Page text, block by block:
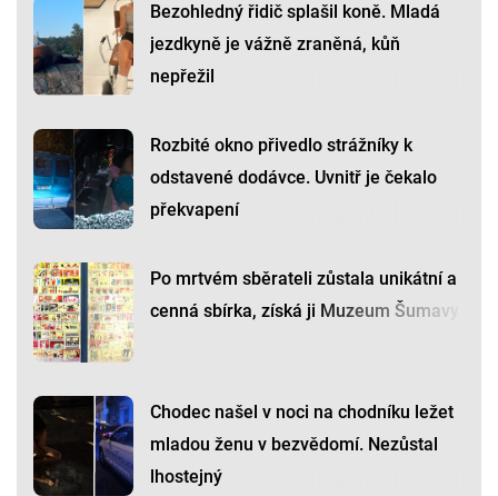
Bezohledný řidič splašil koně. Mladá
jezdkyně je vážně zraněná, kůň
nepřežil
Rozbité okno přivedlo strážníky k
odstavené dodávce. Uvnitř je čekalo
překvapení
Po mrtvém sběrateli zůstala unikátní a
cenná sbírka, získá ji Muzeum Šumavy
Chodec našel v noci na chodníku ležet
mladou ženu v bezvědomí. Nezůstal
lhostejný